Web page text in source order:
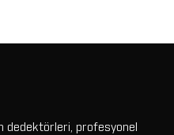
dedektörleri, profesyonel